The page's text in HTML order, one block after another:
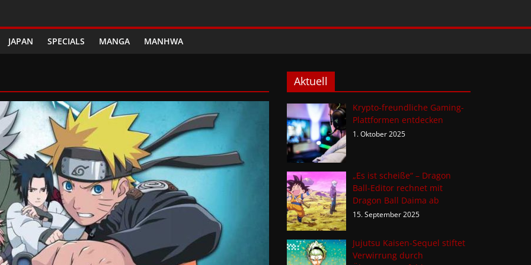
JAPAN SPECIALS MANGA MANHWA
Aktuell
Krypto-freundliche Gaming-
Plattformen entdecken
1. Oktober 2025
„Es ist scheiße“ – Dragon
Ball-Editor rechnet mit
Dragon Ball Daima ab
15. September 2025
Jujutsu Kaisen-Sequel stiftet
Verwirrung durch